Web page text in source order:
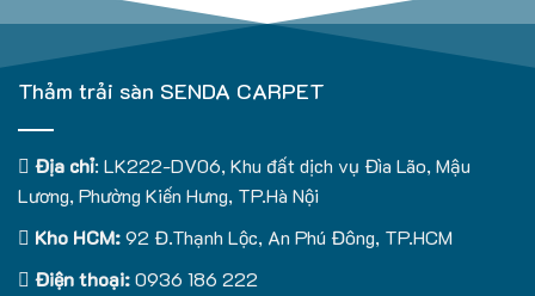
Thảm trải sàn SENDA CARPET
Địa chỉ: LK222-DV06, Khu đất dịch vụ Đìa Lão, Mậu
Lương, Phường Kiến Hưng, TP.Hà Nội
Kho HCM:92 Đ.Thạnh Lộc, An Phú Đông, TP.HCM
Điện thoại:0936 186 222